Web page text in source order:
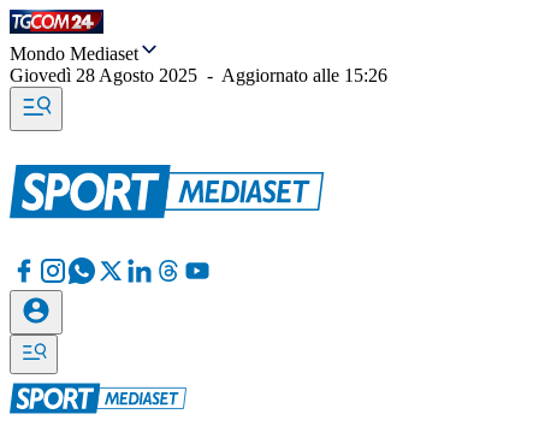
Mondo Mediaset
Giovedì 28 Agosto 2025 - Aggiornato alle 15:26